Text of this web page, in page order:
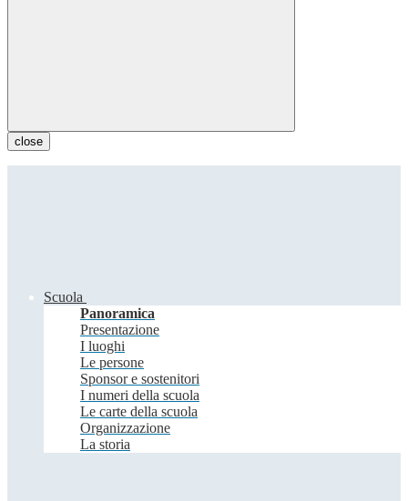
close
Scuola
Panoramica
Presentazione
I luoghi
Le persone
Sponsor e sostenitori
I numeri della scuola
Le carte della scuola
Organizzazione
La storia